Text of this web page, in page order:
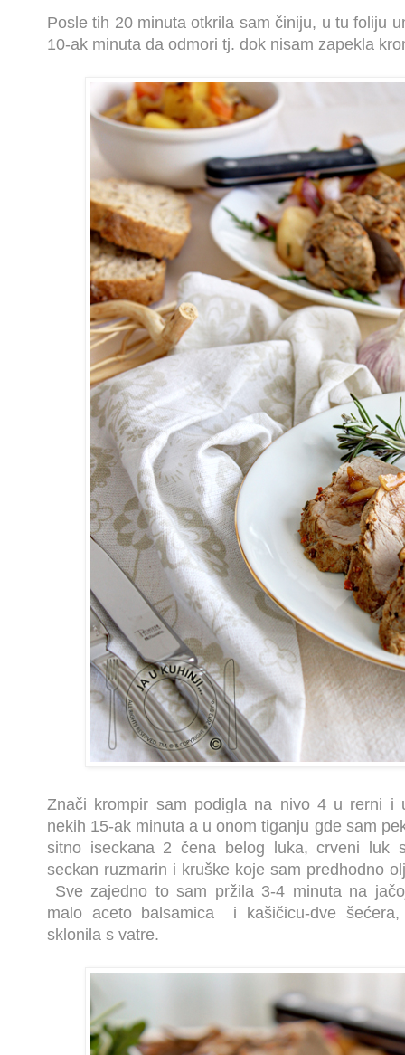
Posle tih 20 minuta otkrila sam činiju, u tu foliju
10-ak minuta da odmori tj. dok nisam zapekla
Znači krompir sam podigla na nivo 4 u rerni i
nekih 15-ak minuta a u onom tiganju gde sam
sitno iseckana 2 čena belog luka, crveni luk
seckan ruzmarin i kruške koje sam predhodno
Sve zajedno to sam pržila 3-4 minuta na
malo aceto balsamica
i kašičicu-dve
sklonila s vatre.